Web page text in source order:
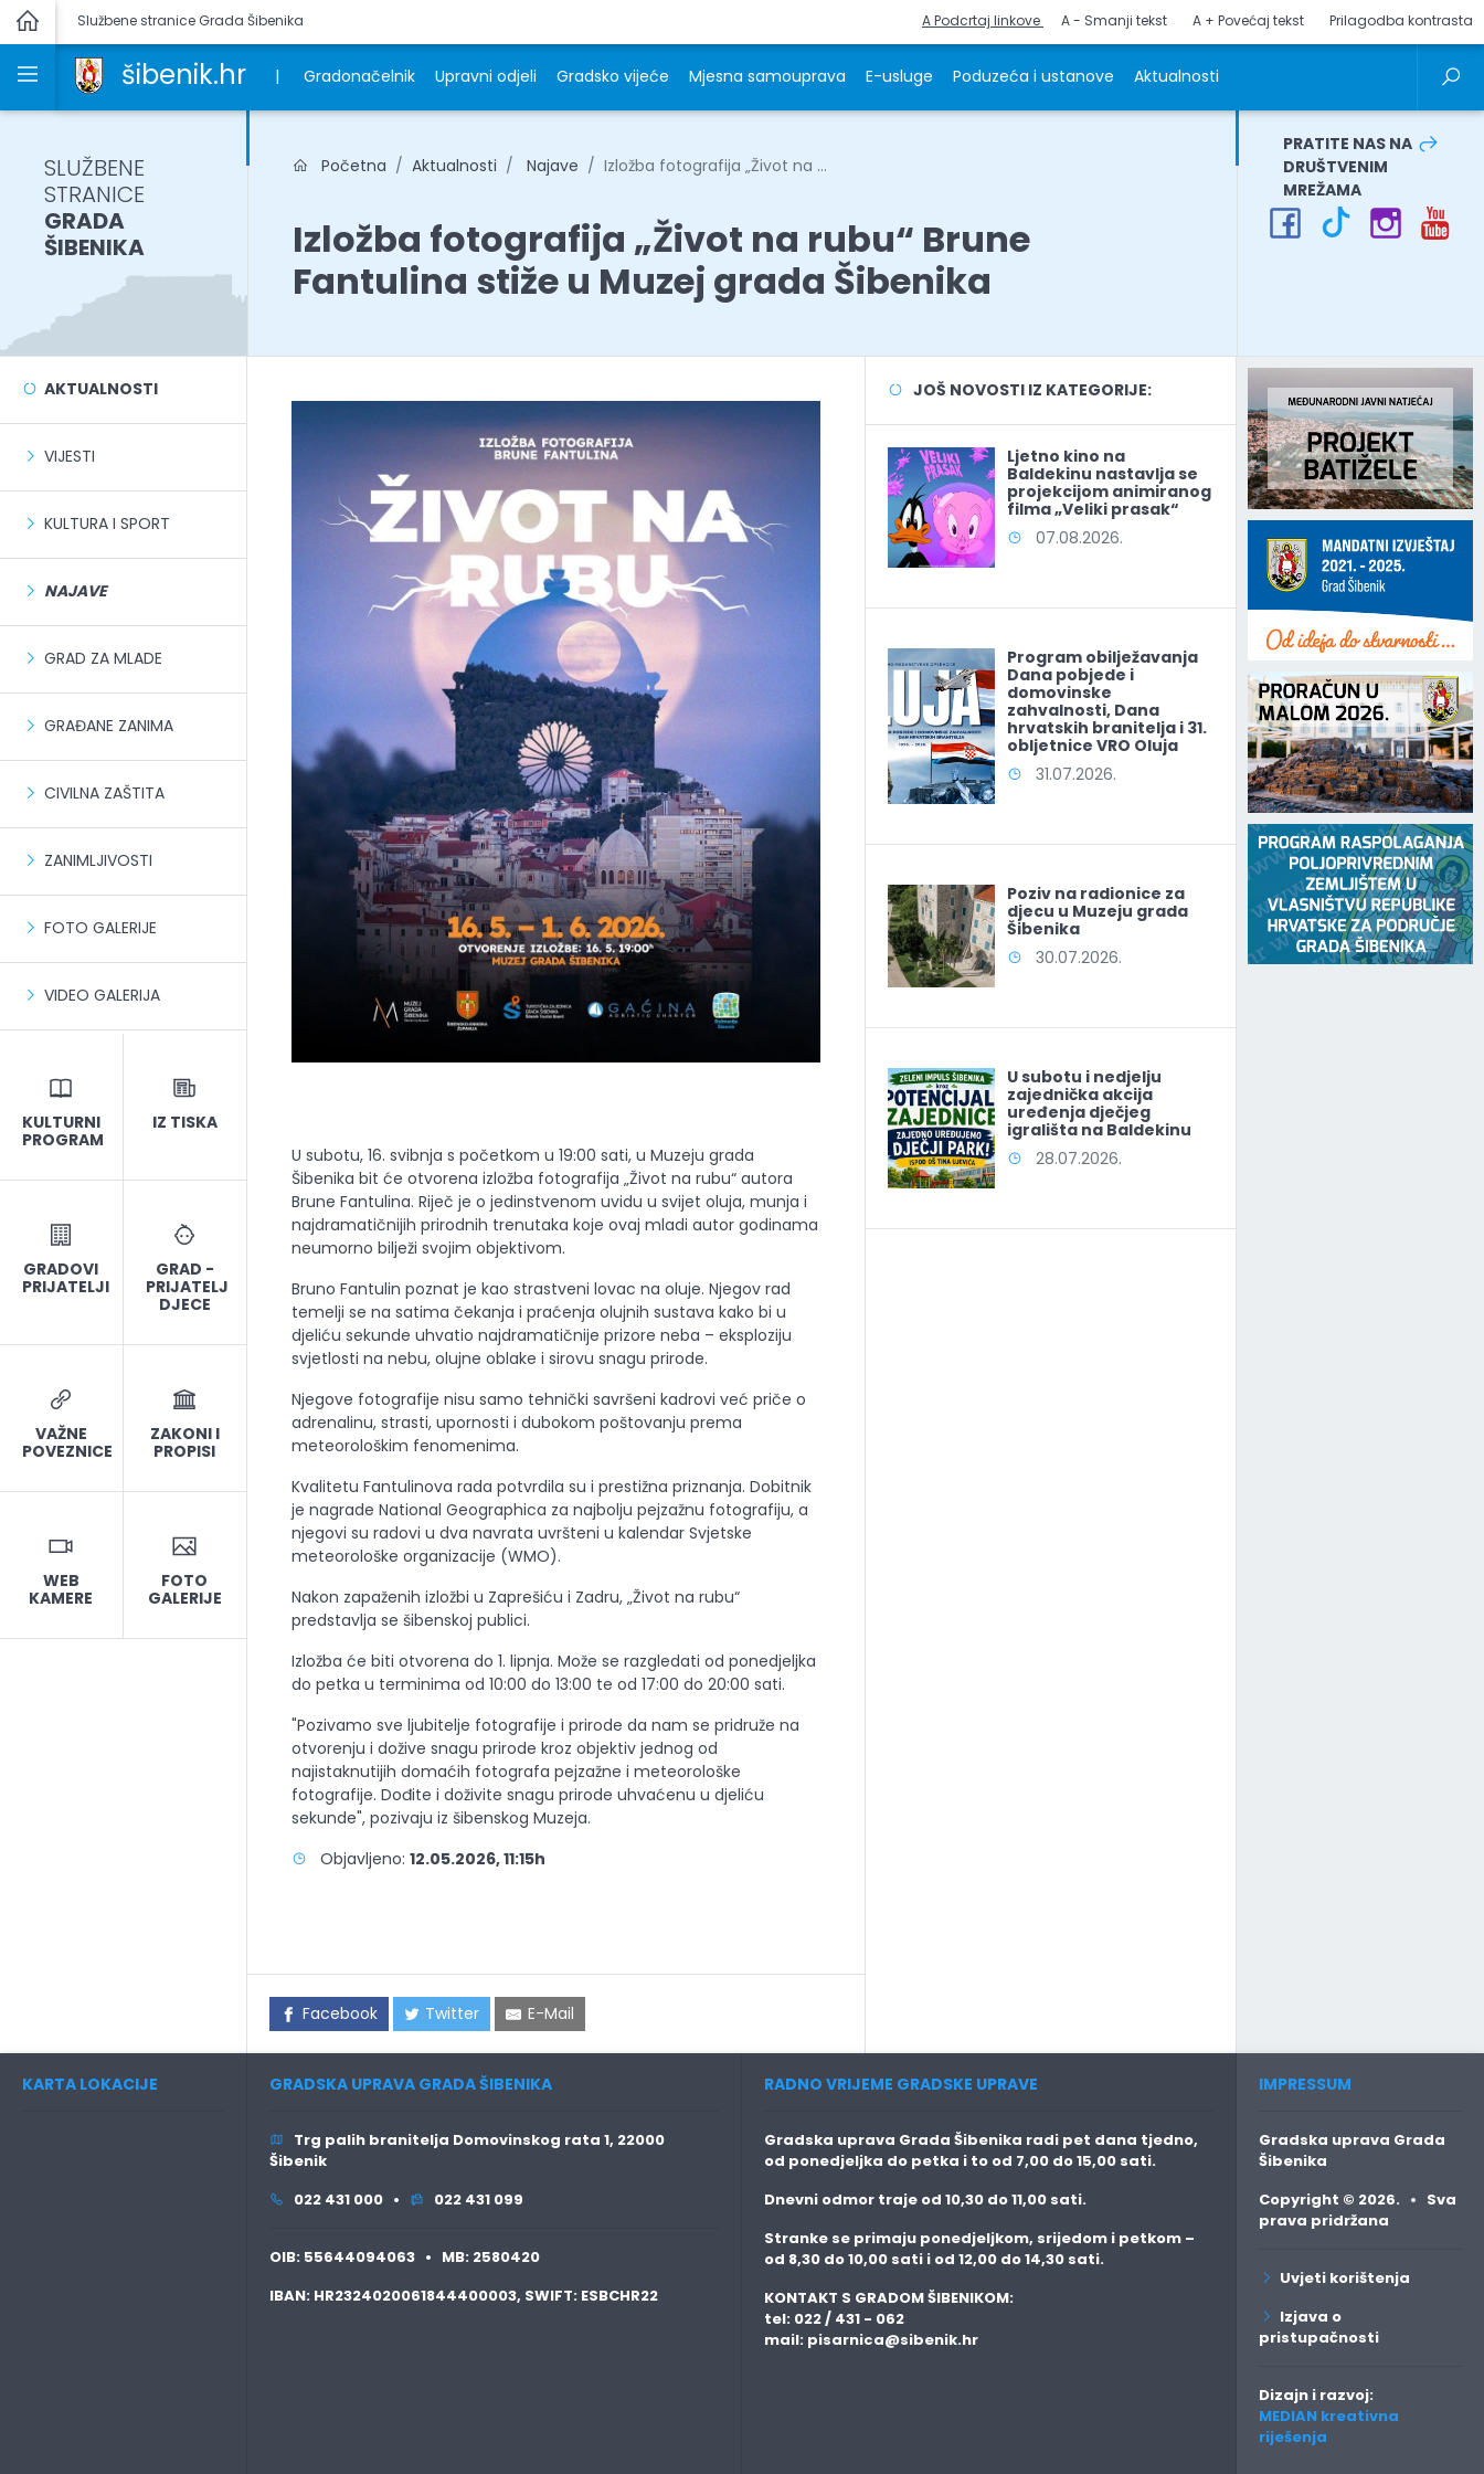
Službene stranice Grada Šibenika A Podcrtaj linkove A - Smanji tekst A + Povećaj tekst Prilagodba kontrasta
šibenik.hr | Gradonačelnik Upravni odjeli Gradsko vijeće Mjesna samouprava E-usluge Poduzeća i ustanove Aktualnosti
SLUŽBENE
STRANICE
GRADA
ŠIBENIKA
Početna Aktualnosti Najave Izložba fotografija „Život na ...
Izložba fotografija „Život na rubu“ Brune
Fantulina stiže u Muzej grada Šibenika
PRATITE NAS NA
DRUŠTVENIM
MREŽAMA
AKTUALNOSTI
VIJESTI
KULTURA I SPORT
NAJAVE
GRAD ZA MLADE
GRAĐANE ZANIMA
CIVILNA ZAŠTITA
ZANIMLJIVOSTI
FOTO GALERIJE
VIDEO GALERIJA
KULTURNI
PROGRAM
IZ TISKA
GRADOVI
PRIJATELJI
GRAD -
PRIJATELJ
DJECE
VAŽNE
POVEZNICE
ZAKONI I
PROPISI
WEB
KAMERE
FOTO
GALERIJE
U subotu, 16. svibnja s početkom u 19:00 sati, u Muzeju grada
Šibenika bit će otvorena izložba fotografija „Život na rubu“ autora
Brune Fantulina. Riječ je o jedinstvenom uvidu u svijet oluja, munja i
najdramatičnijih prirodnih trenutaka koje ovaj mladi autor godinama
neumorno bilježi svojim objektivom.
Bruno Fantulin poznat je kao strastveni lovac na oluje. Njegov rad
temelji se na satima čekanja i praćenja olujnih sustava kako bi u
djeliću sekunde uhvatio najdramatičnije prizore neba – eksploziju
svjetlosti na nebu, olujne oblake i sirovu snagu prirode.
Njegove fotografije nisu samo tehnički savršeni kadrovi već priče o
adrenalinu, strasti, upornosti i dubokom poštovanju prema
meteorološkim fenomenima.
Kvalitetu Fantulinova rada potvrdila su i prestižna priznanja. Dobitnik
je nagrade National Geographica za najbolju pejzažnu fotografiju, a
njegovi su radovi u dva navrata uvršteni u kalendar Svjetske
meteorološke organizacije (WMO).
Nakon zapaženih izložbi u Zaprešiću i Zadru, „Život na rubu“
predstavlja se šibenskoj publici.
Izložba će biti otvorena do 1. lipnja. Može se razgledati od ponedjeljka
do petka u terminima od 10:00 do 13:00 te od 17:00 do 20:00 sati.
"Pozivamo sve ljubitelje fotografije i prirode da nam se pridruže na
otvorenju i dožive snagu prirode kroz objektiv jednog od
najistaknutijih domaćih fotografa pejzažne i meteorološke
fotografije. Dođite i doživite snagu prirode uhvaćenu u djeliću
sekunde", pozivaju iz šibenskog Muzeja.
Objavljeno: 12.05.2026, 11:15h
Facebook Twitter E-Mail
JOŠ NOVOSTI IZ KATEGORIJE:
Ljetno kino na
Baldekinu nastavlja se
projekcijom animiranog
filma „Veliki prasak“
07.08.2026.
Program obilježavanja
Dana pobjede i
domovinske
zahvalnosti, Dana
hrvatskih branitelja i 31.
obljetnice VRO Oluja
31.07.2026.
Poziv na radionice za
djecu u Muzeju grada
Šibenika
30.07.2026.
U subotu i nedjelju
zajednička akcija
uređenja dječjeg
igrališta na Baldekinu
28.07.2026.
KARTA LOKACIJE GRADSKA UPRAVA GRADA ŠIBENIKA
Trg palih branitelja Domovinskog rata 1, 22000
Šibenik
022 431 000 •
022 431 099
OIB: 55644094063 • MB: 2580420
IBAN: HR2324020061844400003, SWIFT: ESBCHR22
RADNO VRIJEME GRADSKE UPRAVE
Gradska uprava Grada Šibenika radi pet dana tjedno,
od ponedjeljka do petka i to od 7,00 do 15,00 sati.
Dnevni odmor traje od 10,30 do 11,00 sati.
Stranke se primaju ponedjeljkom, srijedom i petkom –
od 8,30 do 10,00 sati i od 12,00 do 14,30 sati.
KONTAKT S GRADOM ŠIBENIKOM:
tel: 022 / 431 - 062
mail: pisarnica@sibenik.hr
IMPRESSUM
Gradska uprava Grada
Šibenika
Copyright © 2026. • Sva
prava pridržana
Uvjeti korištenja
Izjava o
pristupačnosti
Dizajn i razvoj:
MEDIAN kreativna
riješenja